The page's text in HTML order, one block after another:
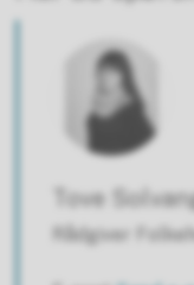
Tove
Rådgiver